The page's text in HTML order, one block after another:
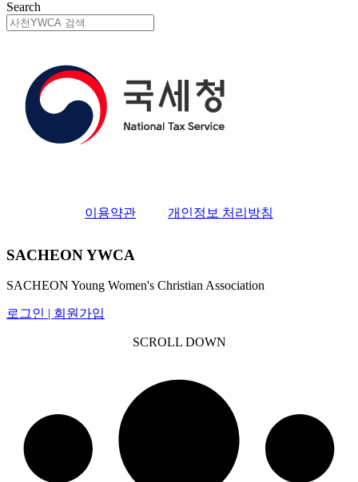
Search
이용약관 개인정보 처리방침
SACHEON YWCA
SACHEON Young Women's Christian Association
로그인 | 회원가입
SCROLL DOWN